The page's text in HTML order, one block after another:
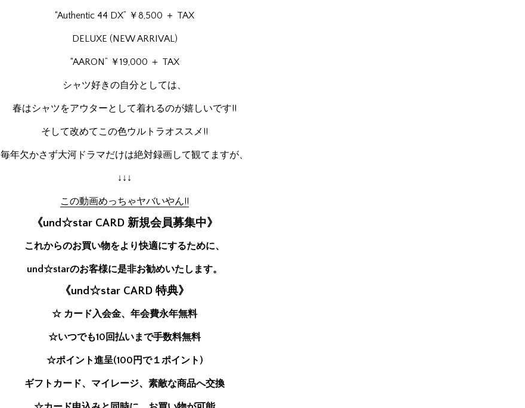
“Authentic 44 DX” ￥8,500 ＋ TAX
DELUXE (NEW ARRIVAL)
“AARON” ￥19,000 ＋ TAX
シャツ好きの自分としては、
春はシャツをアウターとして着れるのが嬉しいです!!
そして改めてこの色ウルトラオススメ!!
毎年欠かさず大河ドラマだけは絶対録画して観てますが、
↓↓↓
この動画めっちゃヤバいやん!!
《und☆star CARD 新規会員募集中》
これからのお買い物をより快適にするために、
und☆starのお客様に是非お勧めいたします。
《und☆star CARD 特典》
☆ カード入会金、年会費永年無料
☆いつでも10回払いまで手数料無料
☆ポイント進呈(100円で１ポイント)
ギフトカード、マイレージ、素敵な商品へ交換